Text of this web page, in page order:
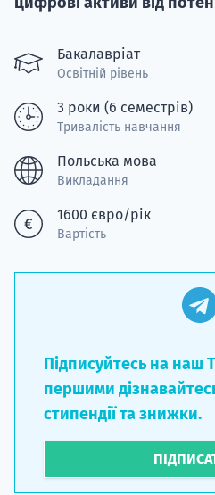
Бакалавріат
Освітній рівень
3 роки (6 семестрів)
Тривалість навчання
Польська мова
Викладання
1600 євро/рік
Вартість
Підписуйтесь на наш
першими
стипендії та знижки.